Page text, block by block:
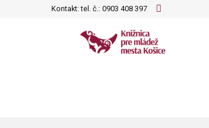
Kontakt: tel. č.: 0903 408 397